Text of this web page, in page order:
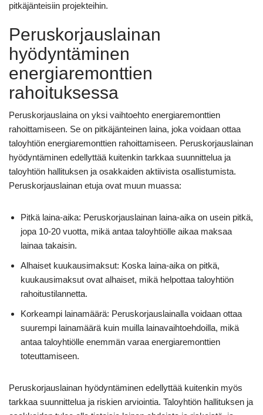
pitkäjänteisiin projekteihin.
Peruskorjauslainan
hyödyntäminen
energiaremonttien
rahoituksessa
Peruskorjauslaina on yksi vaihtoehto energiaremonttien
rahoittamiseen. Se on pitkäjänteinen laina, joka voidaan ottaa
taloyhtiön energiaremonttien rahoittamiseen. Peruskorjauslainan
hyödyntäminen edellyttää kuitenkin tarkkaa suunnittelua ja
taloyhtiön hallituksen ja osakkaiden aktiivista osallistumista.
Peruskorjauslainan etuja ovat muun muassa:
Pitkä laina-aika: Peruskorjauslainan laina-aika on usein pitkä,
jopa 10-20 vuotta, mikä antaa taloyhtiölle aikaa maksaa
lainaa takaisin.
Alhaiset kuukausimaksut: Koska laina-aika on pitkä,
kuukausimaksut ovat alhaiset, mikä helpottaa taloyhtiön
rahoitustilannetta.
Korkeampi lainamäärä: Peruskorjauslainalla voidaan ottaa
suurempi lainamäärä kuin muilla lainavaihtoehdoilla, mikä
antaa taloyhtiölle enemmän varaa energiaremonttien
toteuttamiseen.
Peruskorjauslainan hyödyntäminen edellyttää kuitenkin myös
tarkkaa suunnittelua ja riskien arviointia. Taloyhtiön hallituksen ja